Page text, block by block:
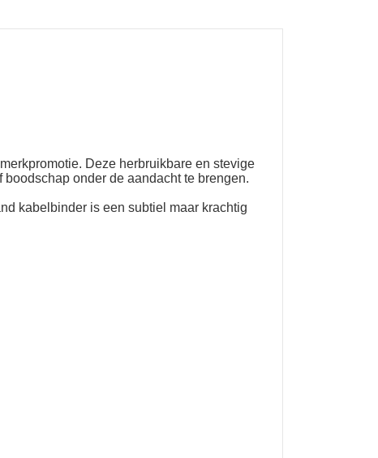
Deze herbruikbare en stevige
onder de aandacht te brengen.
kabelbinder is een subtiel maar krachtig